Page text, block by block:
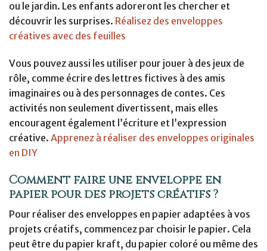
ou le jardin. Les enfants adoreront les chercher et
découvrir les surprises. Réalisez des enveloppes
créatives avec des feuilles
Vous pouvez aussi les utiliser pour jouer à des jeux de
rôle, comme écrire des lettres fictives à des amis
imaginaires ou à des personnages de contes. Ces
activités non seulement divertissent, mais elles
encouragent également l’écriture et l’expression
créative. Apprenez à réaliser des enveloppes originales
en DIY
Comment faire une enveloppe en
papier pour des projets créatifs ?
Pour réaliser des enveloppes en papier adaptées à vos
projets créatifs, commencez par choisir le papier. Cela
peut être du papier kraft, du papier coloré ou même des